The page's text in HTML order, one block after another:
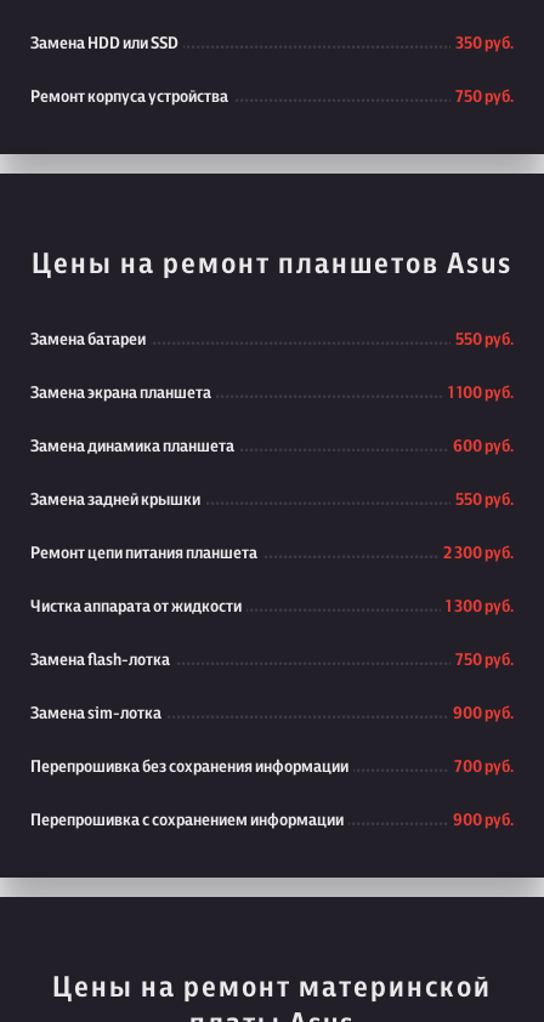
Замена HDD или SSD 350 руб.
Ремонт корпуса устройства 750 руб.
Цены на ремонт планшетов Asus
Замена батареи 550 руб.
Замена экрана планшета 1 100 руб.
Замена динамика планшета 600 руб.
Замена задней крышки 550 руб.
Ремонт цепи питания планшета 2 300 руб.
Чистка аппарата от жидкости 1 300 руб.
Замена flash-лотка 750 руб.
Замена sim-лотка 900 руб.
Перепрошивка без сохранения информации 700 руб.
Перепрошивка с сохранением информации 900 руб.
Цены на ремонт материнской